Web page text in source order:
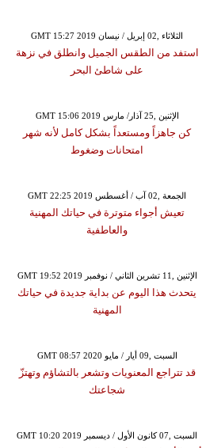
GMT 15:27 2019 الثلاثاء ,02 إبريل / نيسان
استفد من الطقس الجميل وانطلق في نزهة
على شاطئ البحر
GMT 15:06 2019 الإثنين ,25 آذار/ مارس
كن جاهزاً ومستعداً بشكل كامل لأنه شهر
امتحانات وضغوط
GMT 22:25 2019 الجمعة ,02 آب / أغسطس
تعيش أجواء متوترة في حياتك المهنية
والعاطفية
GMT 19:52 2019 الإثنين ,11 تشرين الثاني / نوفمبر
يتحدث هذا اليوم عن بداية جديدة في حياتك
المهنية
GMT 08:57 2020 السبت ,09 أيار / مايو
قد تتراجع المعنويات وتشعر بالتشاؤم وتهتزّ
شجاعتك
GMT 10:20 2019 السبت ,07 كانون الأول / ديسمبر